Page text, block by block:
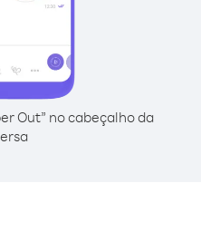
Out” no cabeçalho da